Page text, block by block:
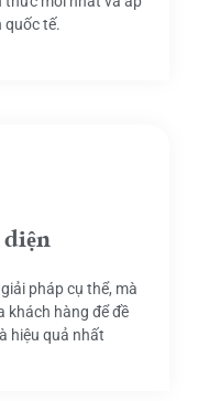
quốc tế.
pháp cụ thể, mà
khách hàng để đề
hiệu quả nhất